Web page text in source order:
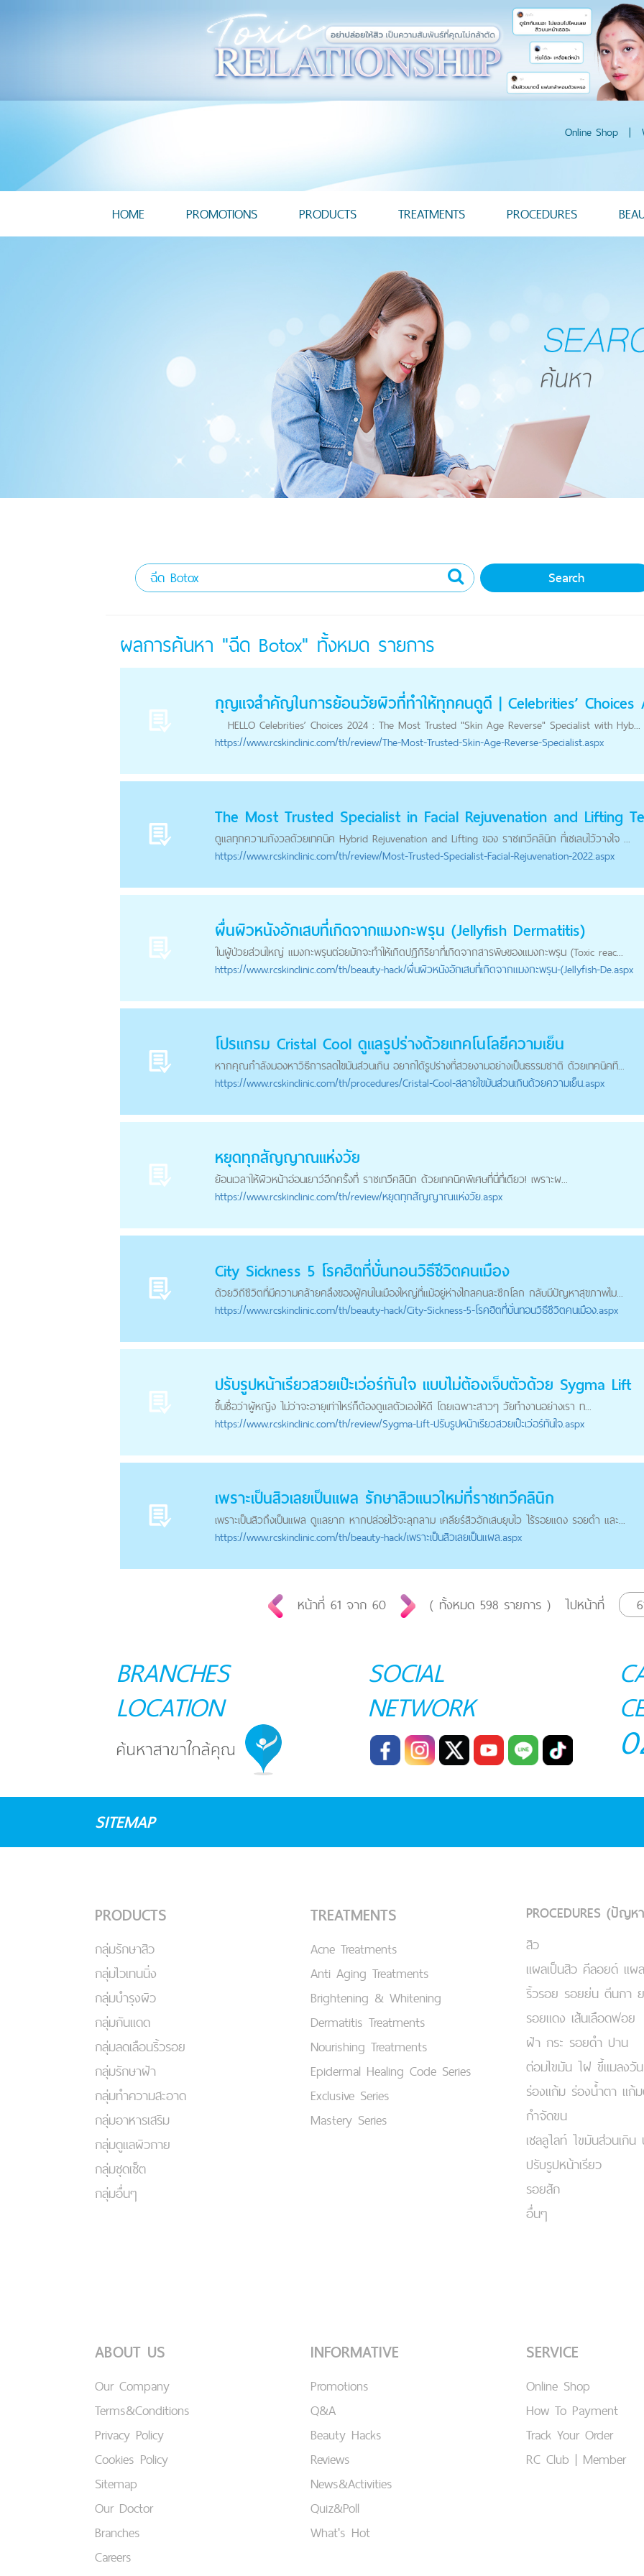
Online Shop |
HOME PROMOTIONS PRODUCTS TREATMENTS PROCEDURES
ผลการค้นหา "ฉีด Botox" ทั้งหมด รายการ
กุญแจสำคัญในการย้อนวัยผิวที่ทำให้ทุกคนดูดี | Celebrities’ Choices
HELLO Celebrities’ Choices 2024 : The Most Trusted "Skin Age Reverse" Specialist with Hyb...
https://www.rcskinclinic.com/th/review/The-Most-Trusted-Skin-Age-Reverse-Specialist.aspx
The Most Trusted Specialist in Facial Rejuvenation and Lifting
ดูแลทุกความกังวลด้วยเทคนิค Hybrid Rejuvenation and Lifting ของ ราชเทวีคลินิก ที่เซเลบไว้วางใจ ...
https://www.rcskinclinic.com/th/review/Most-Trusted-Specialist-Facial-Rejuvenation-2022.aspx
ผื่นผิวหนังอักเสบที่เกิดจากแมงกะพรุน (Jellyfish Dermatitis)
ในผู้ป่วยส่วนใหญ่ แมงกะพรุนต่อยมักจะทำให้เกิดปฎิกิริยาที่เกิดจากสารพิษของแมงกะพรุน (Toxic reac...
https://www.rcskinclinic.com/th/beauty-hack/ผื่นผิวหนังอักเสบที่เกิดจากแมงกะพรุน-(Jellyfish-De.aspx
โปรแกรม Cristal Cool ดูแลรูปร่างด้วยเทคโนโลยีความเย็น
หากคุณกำลังมองหาวิธีการลดไขมันส่วนเกิน อยากได้รูปร่างที่สวยงามอย่างเป็นธรรมชาติ ด้วยเทคนิคที...
https://www.rcskinclinic.com/th/procedures/Cristal-Cool-สลายไขมันส่วนเกินด้วยความเย็น.aspx
หยุดทุกสัญญาณแห่งวัย
ย้อนเวลาให้ผิวหน้าอ่อนเยาว์อีกครั้งที่ ราชเทวีคลินิก ด้วยเทคนิคพิเศษที่นี่ที่เดียว! เพราะผ...
https://www.rcskinclinic.com/th/review/หยุดทุกสัญญาณแห่งวัย.aspx
City Sickness 5 โรคฮิตที่บั่นทอนวิธีชีวิตคนเมือง
ด้วยวิถีชีวิตที่มีความคล้ายคลึงของผู้คนในเมืองใหญ่ที่แม้อยู่ห่างไกลคนละซีกโลก กลับมีปัญหาสุขภาพไม...
https://www.rcskinclinic.com/th/beauty-hack/City-Sickness-5-โรคฮิตที่บั่นทอนวิธีชีวิตคนเมือง.aspx
ปรับรูปหน้าเรียวสวยเป๊ะเว่อร์ทันใจ แบบไม่ต้องเจ็บตัวด้วย Sygma Lift
ขึ้นชื่อว่าผู้หญิง ไม่ว่าจะอายุเท่าไหร่ก็ต้องดูแลตัวเองให้ดี โดยเฉพาะสาวๆ วัยทำงานอย่างเรา ท...
https://www.rcskinclinic.com/th/review/Sygma-Lift-ปรับรูปหน้าเรียวสวยเป๊ะเว่อร์ทันใจ.aspx
เพราะเป็นสิวเลยเป็นแผล รักษาสิวแนวใหม่ที่ราชเทวีคลินิก
เพราะเป็นสิวถึงเป็นแผล ดูแลยาก หากปล่อยไว้จะลุกลาม เคลียร์สิวอักเสบยุบไว ไร้รอยแดง รอยดำ และ...
https://www.rcskinclinic.com/th/beauty-hack/เพราะเป็นสิวเลยเป็นแผล.aspx
หน้าที่ 61จาก 60 ( ทั้งหมด 598รายการ ) ไปหน้าที่
BRANCHES
LOCATION
SOCIAL
NETWORK
SITEMAP
PRODUCTS
กลุ่มรักษาสิว
กลุ่มไวเทนนิ่ง
กลุ่มบำรุงผิว
กลุ่มกันแดด
กลุ่มลดเลือนริ้วรอย
กลุ่มรักษาฝ้า
กลุ่มทำความสะอาด
กลุ่มอาหารเสริม
กลุ่มดูแลผิวกาย
กลุ่มชุดเซ็ต
กลุ่มอื่นๆ
TREATMENTS
Acne Treatments
Anti Aging Treatments
Brightening & Whitening
Dermatitis Treatments
Nourishing Treatments
Epidermal Healing Code Series
Exclusive Series
Mastery Series
PROCEDURES (ปัญห
สิว
แผลเป็นสิว คีลอยด์ แผ
ริ้วรอย รอยย่น ตีนกา
รอยแดง เส้นเลือดฟอย
ฝ้า กระ รอยดำ ปาน
ต่อมไขมัน ไฝ ขี้แมลงวั
ร่องแก้ม ร่องน้ำตา แก้
กำจัดขน
เชลลูไลท์ ไขมันส่วนเกิน
ปรับรูปหน้าเรียว
รอยสัก
อื่นๆ
ABOUT US
Our Company
Terms&Conditions
Privacy Policy
Cookies Policy
Sitemap
Our Doctor
Branches
Careers
INFORMATIVE
Promotions
Q&A
Beauty Hacks
Reviews
News&Activities
Quiz&Poll
What's Hot
SERVICE
Online Shop
How To Payment
Track Your Order
RC Club | Member